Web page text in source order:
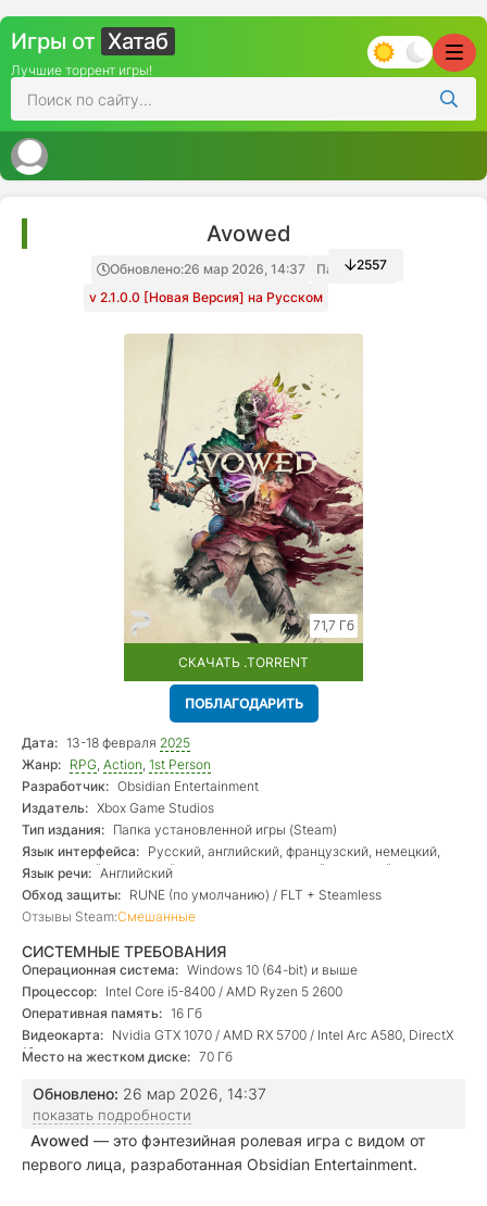
Игры от Хатаб
Лучшие торрент игры!
Avowed
Обновлено:26 мар 2026, 14:37
Папка игры
v 2.1.0.0 [Новая Версия] на Русском
2557
71,7 Гб
СКАЧАТЬ .TORRENT
ПОБЛАГОДАРИТЬ
Дата: 13-18 февраля 2025
Жанр: RPG, Action, 1st Person
Разработчик: Obsidian Entertainment
Издатель: Xbox Game Studios
Тип издания: Папка установленной игры (Steam)
Язык интерфейса: Русский, английский, французский, немецкий,
итальянский, испанский + латиноамериканский, польский,
португальский бразильский, китайский
Язык речи: Английский
Обход защиты: RUNE (по умолчанию) / FLT + Steamless
Отзывы Steam:Смешанные
СИСТЕМНЫЕ ТРЕБОВАНИЯ
Операционная система: Windows 10 (64-bit) и выше
Процессор: Intel Core i5-8400 / AMD Ryzen 5 2600
Оперативная память: 16 Гб
Видеокарта: Nvidia GTX 1070 / AMD RX 5700 / Intel Arc A580, DirectX
12
Место на жестком диске: 70 Гб
Обновлено: 26 мар 2026, 14:37
показать подробности
Avowed — это фэнтезийная ролевая игра с видом от
первого лица, разработанная Obsidian Entertainment.